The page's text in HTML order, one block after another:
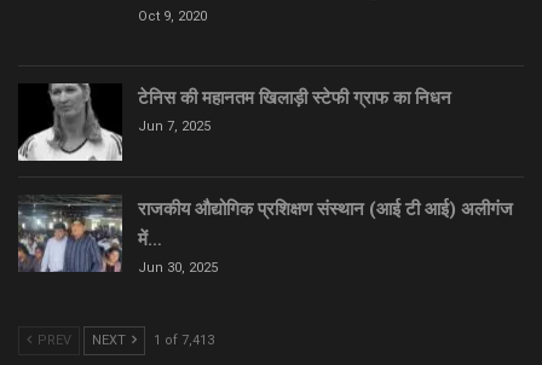
Oct 9, 2020
टेनिस की महानतम खिलाड़ी स्टेफी ग्राफ का निधन
Jun 7, 2025
राजकीय औद्योगिक प्रशिक्षण संस्थान (आई टी आई) अलीगंज
में…
Jun 30, 2025
PREV NEXT 1 of 7,413